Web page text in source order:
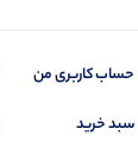
حساب کاربری من
سبد خرید